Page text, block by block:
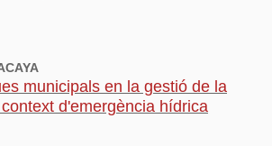
municipals en la gestió de la
d'emergència hídrica